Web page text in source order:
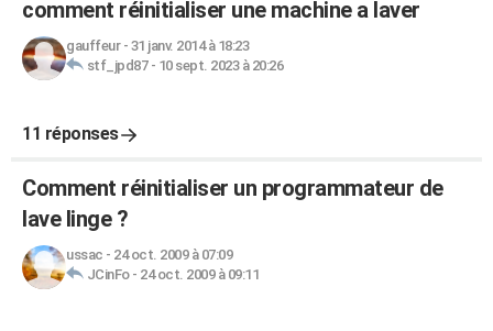
comment réinitialiser une machine a laver
gauffeur- 31 janv. 2014 à 18:23
stf_jpd87- 10 sept. 2023 à 20:26
11 réponses
Comment réinitialiser un programmateur de
lave linge ?
ussac - 24 oct. 2009 à 07:09
JCinFo- 24 oct. 2009 à 09:11